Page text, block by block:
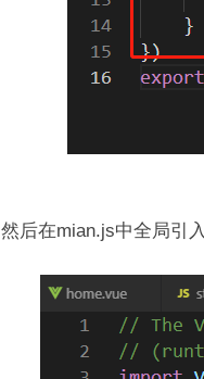
然后在mian.js中全局引入